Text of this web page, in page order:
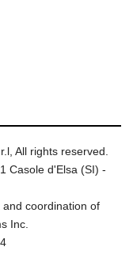
All rights reserved.
Casole d'Elsa (SI) -
coordination of
Inc.